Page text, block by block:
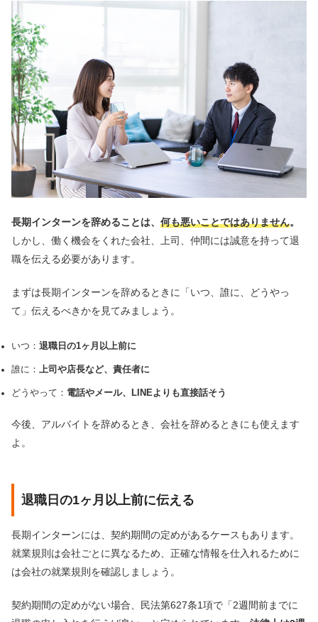
長期インターンを辞めることは、 何も悪いことではありません。
しかし、働く機会をくれた会社、上司、仲間には誠意を持って退
職を伝える必要があります。
まずは長期インターンを辞めるときに「いつ、誰に、どうやっ
て」伝えるべきかを見てみましょう。
いつ： 退職日の1ヶ月以上前に
誰に： 上司や店長など、責任者に
どうやって： 電話やメール、LINEよりも直接話そう
今後、アルバイトを辞めるとき、会社を辞めるときにも使えます
よ。
退職日の1ヶ月以上前に伝える
長期インターンには、契約期間の定めがあるケースもあります。
就業規則は会社ごとに異なるため、正確な情報を仕入れるために
は会社の就業規則を確認しましょう。
契約期間の定めがない場合、民法第627条1項で「2週間前までに